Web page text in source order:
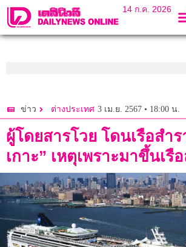
14 ก.ค. 2026
ข่าว ต่างประเทศ 3 เม.ย. 2567 • 18:00 น.
ผู้โดยสารโวย โดนเรือสำ
เกาะ” เหตุเพราะมาขึ้นเรื